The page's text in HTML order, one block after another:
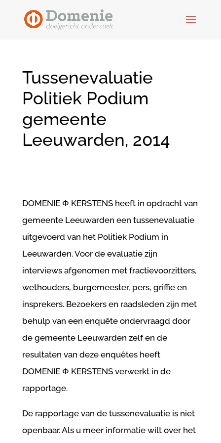
Tussenevaluatie
Politiek Podium
gemeente
Leeuwarden, 2014
DOMENIE Φ KERSTENS heeft in opdracht van
gemeente Leeuwarden een tussenevaluatie
uitgevoerd van het Politiek Podium in
Leeuwarden. Voor de evaluatie zijn
interviews afgenomen met fractievoorzitters,
wethouders, burgemeester, pers, griffie en
insprekers. Bezoekers en raadsleden zijn met
behulp van een enquête ondervraagd door
de gemeente Leeuwarden zelf en de
resultaten van deze enquêtes heeft
DOMENIE Φ KERSTENS verwerkt in de
rapportage.
De rapportage van de tussenevaluatie is niet
openbaar. Als u meer informatie wilt over het